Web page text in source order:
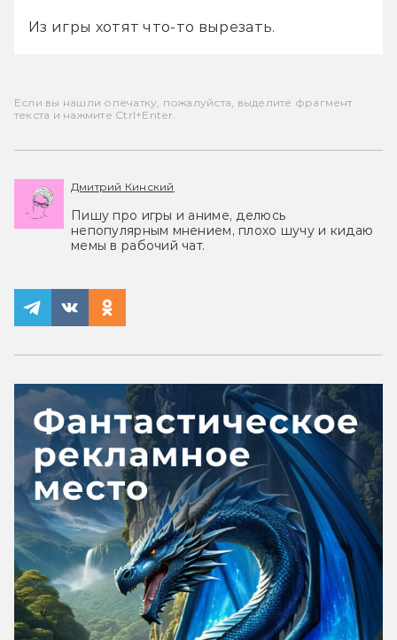
Из игры хотят что-то вырезать.
Если вы нашли опечатку, пожалуйста, выделите фрагмент
текста и нажмите Ctrl+Enter.
Дмитрий Кинский
Пишу про игры и аниме, делюсь
непопулярным мнением, плохо шучу и кидаю
мемы в рабочий чат.